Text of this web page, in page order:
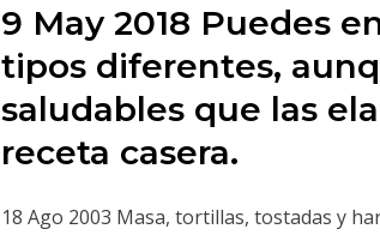
9 May 2018 Puedes
tipos diferentes,
saludables que las
receta casera.
18 Ago 2003 Masa, tortillas, tostadas y